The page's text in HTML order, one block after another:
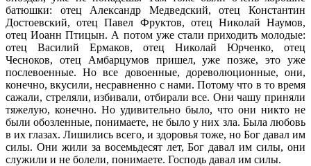
батюшки: отец Александр Медведский, отец Константин
Достоевский, отец Павел Фруктов, отец Николай Наумов,
отец Иоанн Птицын. А потом уже стали приходить молодые:
отец Василий Ермаков, отец Николай Юрченко, отец
Чесноков, отец Амбарцумов пришел, уже позже, это уже
послевоенные. Но все довоенные, дореволюционные, они,
конечно, вкусили, несравненно с нами. Потому что в то время
сажали, стреляли, избивали, отбирали все. Они чашу приняли
тяжелую, конечно. Но удивительно было, что они никто не
были обозленные, понимаете, не было у них зла. Была любовь
в их глазах. Лишились всего, и здоровья тоже, но Бог давал им
силы. Они жили за восемьдесят лет, Бог давал им силы, они
служили и не болели, понимаете. Господь давал им силы.